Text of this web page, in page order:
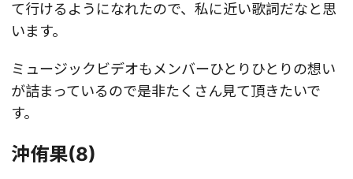
て行けるようになれたので、私に近い歌詞だなと思
います。
ミュージックビデオもメンバーひとりひとりの想い
が詰まっているので是非たくさん見て頂きたいで
す。
沖侑果(8)